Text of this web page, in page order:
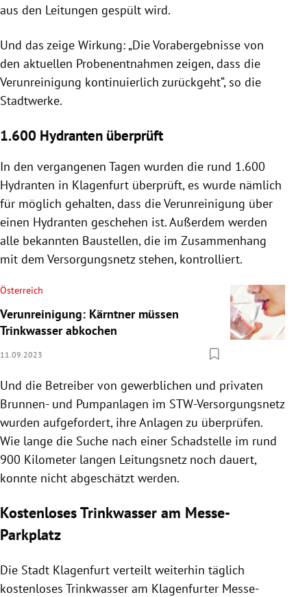
aus den Leitungen gespült wird.
Und das zeige Wirkung: „Die Vorabergebnisse von
den aktuellen Probenentnahmen zeigen, dass die
Verunreinigung kontinuierlich zurückgeht“, so die
Stadtwerke.
1.600 Hydranten überprüft
In den vergangenen Tagen wurden die rund 1.600
Hydranten in Klagenfurt überprüft, es wurde nämlich
für möglich gehalten, dass die Verunreinigung über
einen Hydranten geschehen ist. Außerdem werden
alle bekannten Baustellen, die im Zusammenhang
mit dem Versorgungsnetz stehen, kontrolliert.
Österreich
Verunreinigung: Kärntner müssen
Trinkwasser abkochen
11.09.2023
Und die Betreiber von gewerblichen und privaten
Brunnen- und Pumpanlagen im STW-Versorgungsnetz
wurden aufgefordert, ihre Anlagen zu überprüfen.
Wie lange die Suche nach einer Schadstelle im rund
900 Kilometer langen Leitungsnetz noch dauert,
konnte nicht abgeschätzt werden.
Kostenloses Trinkwasser am Messe-
Parkplatz
Die Stadt Klagenfurt verteilt weiterhin täglich
kostenloses Trinkwasser am Klagenfurter Messe-